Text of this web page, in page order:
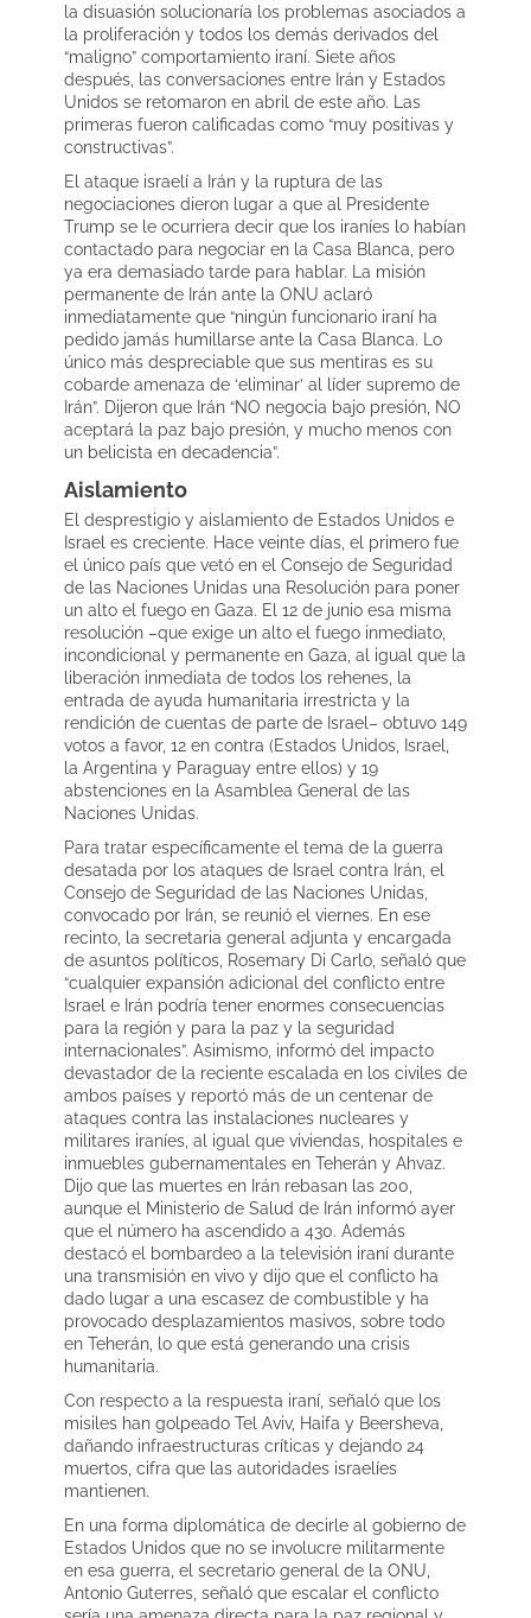
la disuasión solucionaría los problemas asociados a
la proliferación y todos los demás derivados del
“maligno” comportamiento iraní. Siete años
después, las conversaciones entre Irán y Estados
Unidos se retomaron en abril de este año. Las
primeras fueron calificadas como “muy positivas y
constructivas”.
El ataque israelí a Irán y la ruptura de las
negociaciones dieron lugar a que al Presidente
Trump se le ocurriera decir que los iraníes lo habían
contactado para negociar en la Casa Blanca, pero
ya era demasiado tarde para hablar. La misión
permanente de Irán ante la ONU aclaró
inmediatamente que “ningún funcionario iraní ha
pedido jamás humillarse ante la Casa Blanca. Lo
único más despreciable que sus mentiras es su
cobarde amenaza de ‘eliminar’ al líder supremo de
Irán”. Dijeron que Irán “NO negocia bajo presión, NO
aceptará la paz bajo presión, y mucho menos con
un belicista en decadencia”.
Aislamiento
El desprestigio y aislamiento de Estados Unidos e
Israel es creciente. Hace veinte días, el primero fue
el único país que vetó en el Consejo de Seguridad
de las Naciones Unidas una Resolución para poner
un alto el fuego en Gaza. El 12 de junio esa misma
resolución –que exige un alto el fuego inmediato,
incondicional y permanente en Gaza, al igual que la
liberación inmediata de todos los rehenes, la
entrada de ayuda humanitaria irrestricta y la
rendición de cuentas de parte de Israel– obtuvo 149
votos a favor, 12 en contra (Estados Unidos, Israel,
la Argentina y Paraguay entre ellos) y 19
abstenciones en la Asamblea General de las
Naciones Unidas.
Para tratar específicamente el tema de la guerra
desatada por los ataques de Israel contra Irán, el
Consejo de Seguridad de las Naciones Unidas,
convocado por Irán, se reunió el viernes. En ese
recinto, la secretaria general adjunta y encargada
de asuntos políticos, Rosemary Di Carlo, señaló que
“cualquier expansión adicional del conflicto entre
Israel e Irán podría tener enormes consecuencias
para la región y para la paz y la seguridad
internacionales”. Asimismo, informó del impacto
devastador de la reciente escalada en los civiles de
ambos países y reportó más de un centenar de
ataques contra las instalaciones nucleares y
militares iraníes, al igual que viviendas, hospitales e
inmuebles gubernamentales en Teherán y Ahvaz.
Dijo que las muertes en Irán rebasan las 200,
aunque el Ministerio de Salud de Irán informó ayer
que el número ha ascendido a 430. Además
destacó el bombardeo a la televisión iraní durante
una transmisión en vivo y dijo que el conflicto ha
dado lugar a una escasez de combustible y ha
provocado desplazamientos masivos, sobre todo
en Teherán, lo que está generando una crisis
humanitaria.
Con respecto a la respuesta iraní, señaló que los
misiles han golpeado Tel Aviv, Haifa y Beersheva,
dañando infraestructuras críticas y dejando 24
muertos, cifra que las autoridades israelíes
mantienen.
En una forma diplomática de decirle al gobierno de
Estados Unidos que no se involucre militarmente
en esa guerra, el secretario general de la ONU,
Antonio Guterres, señaló que escalar el conflicto